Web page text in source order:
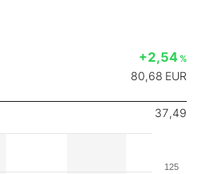
+2,54 %
80,68 EUR
37,49
125